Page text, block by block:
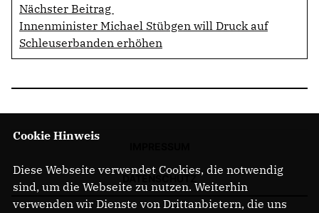
Nächster Beitrag
Innenminister Michael Stübgen will Druck auf
Schleuserbanden erhöhen
Cookie Hinweis
Diese Webseite verwendet Cookies, die notwendig
sind, um die Webseite zu nutzen. Weiterhin
verwenden wir Dienste von Drittanbietern, die uns